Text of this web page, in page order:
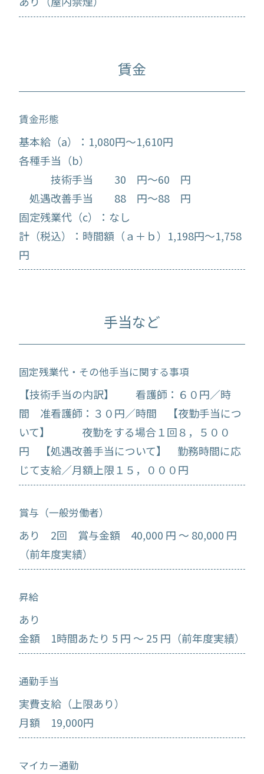
賃金
賃金形態
基本給（a）：1,080円～1,610円
各種手当（b）
技術手当 30 円～60 円
処遇改善手当 88 円～88 円
固定残業代（c）：なし
計（税込）：時間額（ａ＋ｂ）1,198円～1,758
円
手当など
固定残業代・その他手当に関する事項
【技術手当の内訳】 看護師：６０円／時
間 准看護師：３０円／時間 【夜勤手当につ
いて】 夜勤をする場合１回８，５００
円 【処遇改善手当について】 勤務時間に応
じて支給／月額上限１５，０００円
賞与（一般労働者）
あり 2回 賞与金額 40,000 円 ～ 80,000 円
（前年度実績）
昇給
あり
金額 1時間あたり 5 円 ～ 25 円（前年度実績）
通勤手当
実費支給（上限あり）
月額 19,000円
マイカー通勤